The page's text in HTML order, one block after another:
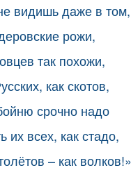
видишь даже в том,
рожи,
так похожи,
как скотов,
срочно надо
их всех, как стадо,
– как волков!»